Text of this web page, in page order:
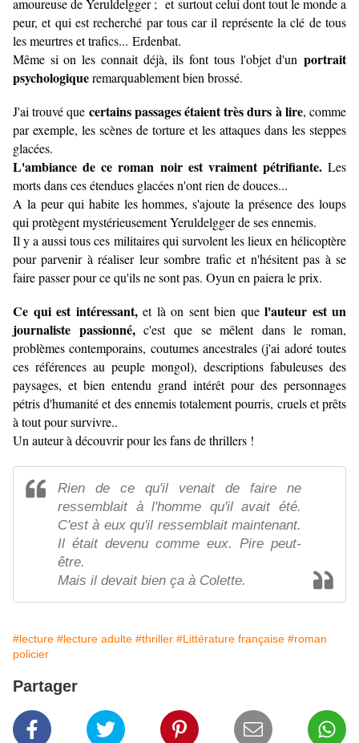
amoureuse de Yeruldelgger ;et surtout celui dont tout le monde a
peur, et qui est recherché par tous car il représente la clé de tous
les meurtres et trafics... Erdenbat.
Même si on les connait déjà, ils font tous l'objet d'un portrait
psychologiqueremarquablement bien brossé.
J'ai trouvé que certains passages étaient très durs à lire, comme
par exemple, les scènes de torture et les attaques dans les steppes
glacées.
L'ambiance de ce roman noir est vraiment pétrifiante.Les
morts dans ces étendues glacées n'ont rien de douces...
A la peur qui habite les hommes, s'ajoute la présence des loups
qui protègent mystérieusement Yeruldelgger de ses ennemis.
Il y a aussi tous ces militaires qui survolent les lieux en hélicoptère
pour parvenir à réaliser leur sombre trafic et n'hésitent pas à se
faire passer pour ce qu'ils ne sont pas. Oyun en paiera le prix.
Ce qui est intéressant,et là on sent bien que l'auteur est un
journaliste passionné,c'est que se mêlent dans le roman,
problèmes contemporains, coutumes ancestrales (j'ai adoré toutes
ces références au peuple mongol), descriptions fabuleuses des
paysages, et bien entendu grand intérêt pour des personnages
pétris d'humanité et des ennemis totalement pourris, cruels et prêts
à tout pour survivre..
Un auteur à découvrir pour les fans de thrillers !
Rien de ce qu'il venait de faire ne
ressemblait à l'homme qu'il avait été.
C'est à eux qu'il ressemblait maintenant.
Il était devenu comme eux. Pire peut-
être.
Mais il devait bien ça à Colette.
#lecture #lecture adulte #thriller #Littérature française #roman
policier
Partager